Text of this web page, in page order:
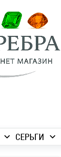
СЕРЬГИ